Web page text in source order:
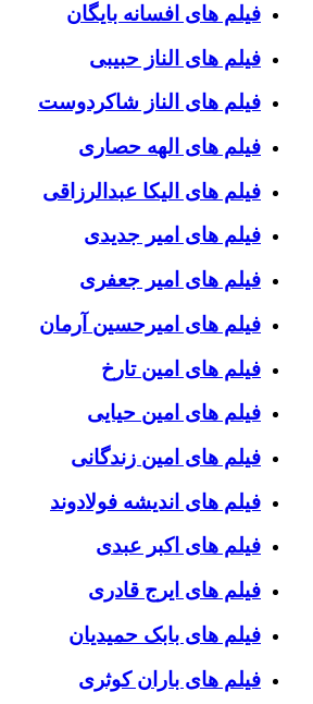
فیلم های افسانه بایگان
فیلم های الناز حبیبی
فیلم های الناز شاکردوست
فیلم های الهه حصاری
فیلم های الیکا عبدالرزاقی
فیلم های امیر جدیدی
فیلم های امیر جعفری
فیلم های امیرحسین آرمان
فیلم های امین تارخ
فیلم های امین حیایی
فیلم های امین زندگانی
فیلم های اندیشه فولادوند
فیلم های اکبر عبدی
فیلم های ایرج قادری
فیلم های بابک حمیدیان
فیلم های باران کوثری